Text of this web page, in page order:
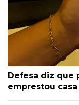
Defesa diz que
emprestou